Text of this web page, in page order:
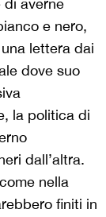
di averne
e nero,
lettera dai
dove suo
la politica di
dall’altra.
nella
finiti in